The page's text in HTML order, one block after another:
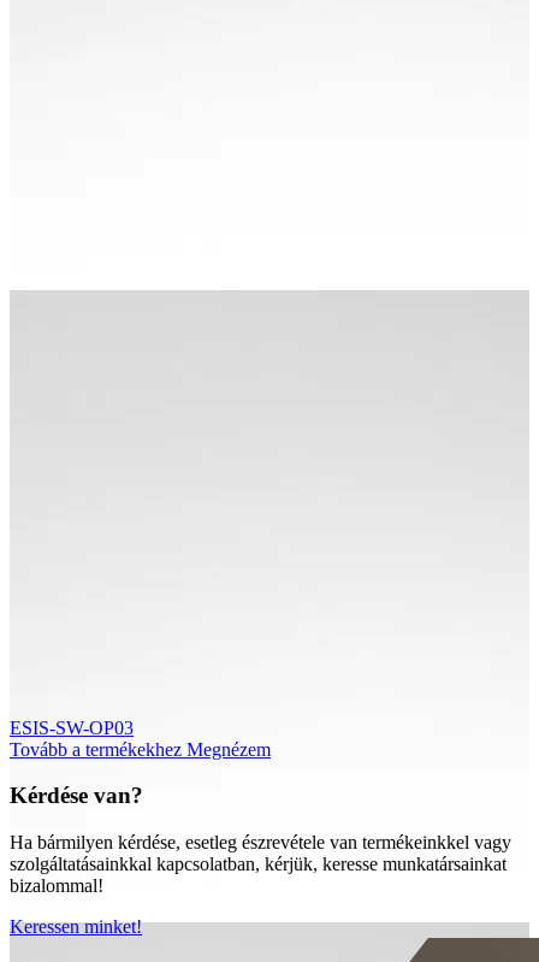
ESIS-SW-OP03
Tovább a termékekhez Megnézem
Kérdése van?
Ha bármilyen kérdése, esetleg észrevétele van termékeinkkel vagy
szolgáltatásainkkal kapcsolatban, kérjük, keresse munkatársainkat
bizalommal!
Keressen minket!